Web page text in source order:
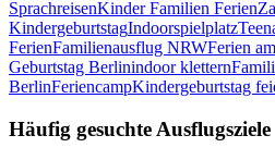
SprachreisenKinder Familien Ferien
KindergeburtstagIndoorspielplatz
FerienFamilienausflug NRWFerien
Geburtstag Berlinindoor klettern
BerlinFeriencampKindergeburtstag
Häufig gesuchte Ausflugsziele